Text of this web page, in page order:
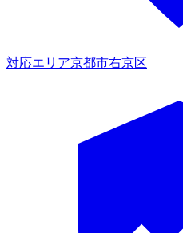
対応エリア京都市右京区